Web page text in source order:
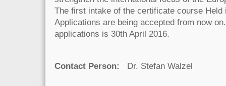
The first intake of the certificate course
Applications are being accepted from now
applications is 30th April 2016.
Contact Person: Dr. Stefan Walzel